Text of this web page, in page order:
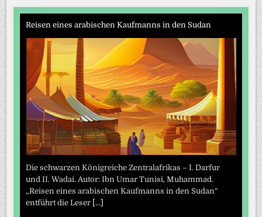
Reisen eines arabischen Kaufmanns in den Sudan
Die schwarzen Königreiche Zentralafrikas – I. Darfur
und II. Wadai. Autor: Ibn Umar Tunisi, Muhammad.
„Reisen eines arabischen Kaufmanns in den Sudan“
entführt die Leser [...]